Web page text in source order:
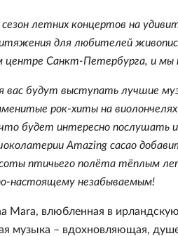
летних концертов на
для любителей
центре Санкт-Петербурга, и мы
вас будут выступать лучшие
рок-хиты на
будет интересно послушать
Amazing cacao
птичьего полёта тёплым
настоящему незабываемым!
Mara, влюбленная в
музыка – вдохновляющая,